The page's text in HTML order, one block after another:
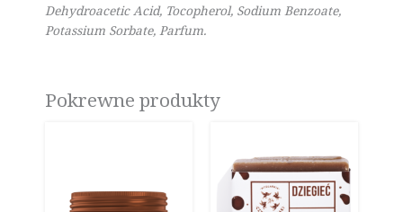
Dehydroacetic Acid, Tocopherol, Sodium Benzoate,
Potassium Sorbate, Parfum.
Pokrewne produkty